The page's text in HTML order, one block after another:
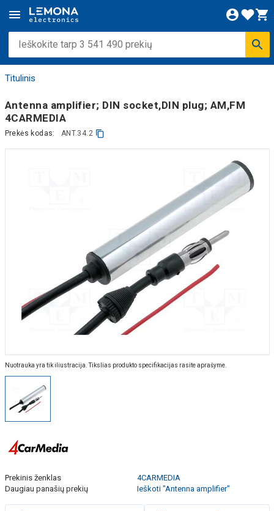
Titulinis
Antenna amplifier; DIN socket,DIN plug; AM,FM
4CARMEDIA
Prekės kodas: ANT.34.2
Nuotrauka yra tik iliustracija. Tikslias produkto specifikacijas rasite aprašyme.
Prekinis ženklas
4CARMEDIA
Daugiau panašių prekių
Ieškoti "Antenna amplifier"